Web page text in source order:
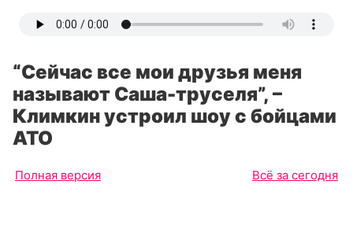
“Сейчас все мои друзья меня
называют Саша-труселя”, –
Климкин устроил шоу с бойцами
АТО
Полная версия Всё за сегодня